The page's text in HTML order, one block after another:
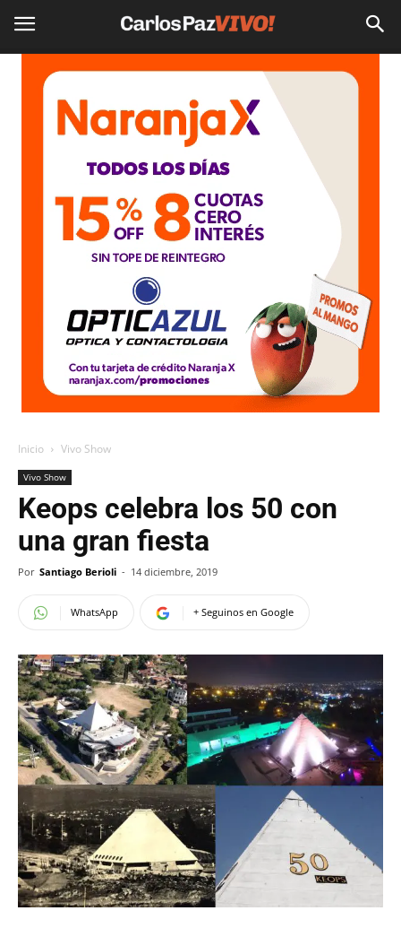
Inicio Vivo Show
Vivo Show
Keops celebra los 50 con
una gran fiesta
Por Santiago Berioli - 14 diciembre, 2019
WhatsApp + Seguinos en Google